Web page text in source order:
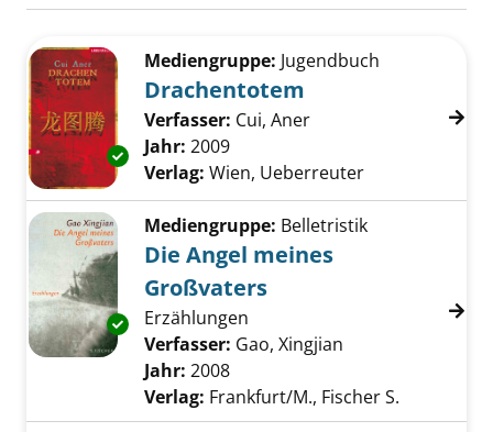
Zu den Suchfiltern springen
Exemplar-Details von Drachentotem
Mediengruppe: Jugendbuch
Drachentotem
Verfasser: Cui, Aner Suche nach diesem
Jahr: 2009
Verlag: Wien, Ueberreuter
Exemplar-Details von Die Angel meines
Mediengruppe: Belletristik
Die Angel meines
Großvaters
Erzählungen
Verfasser: Gao, Xingjian
Jahr: 2008
Verlag: Frankfurt/M., Fischer S.